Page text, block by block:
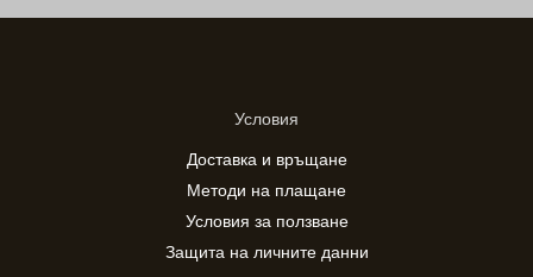
Условия
Доставка и връщане
Методи на плащане
Условия за ползване
Защита на личните данни